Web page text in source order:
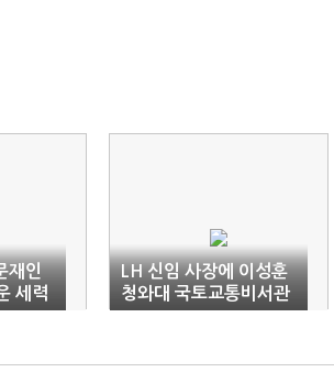
재인
세력
LH 신임 사장에 이성훈
청와대 국토교통비서관